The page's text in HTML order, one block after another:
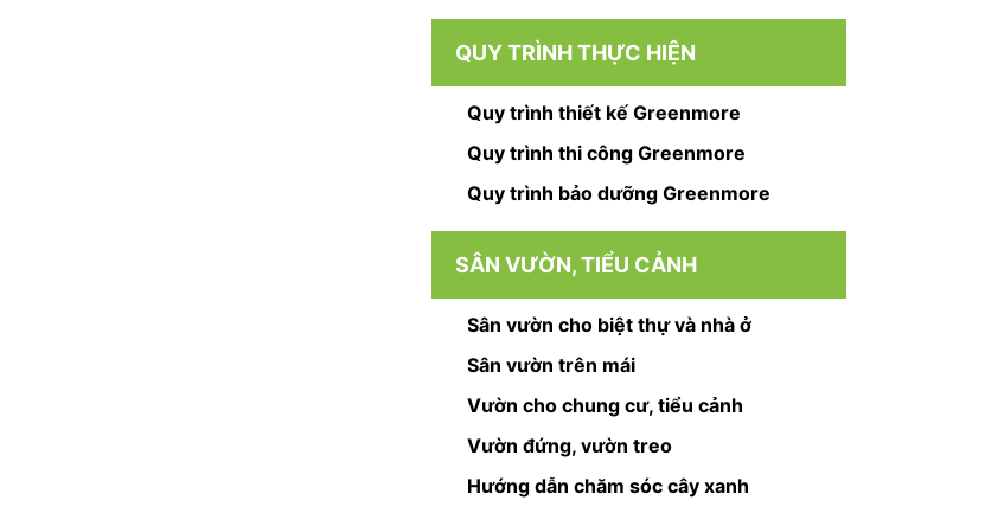
QUY TRÌNH THỰC HIỆN
Quy trình thiết kế Greenmore
Quy trình thi công Greenmore
Quy trình bảo dưỡng Greenmore
SÂN VƯỜN, TIỂU CẢNH
Sân vườn cho biệt thự và nhà ở
Sân vườn trên mái
Vườn cho chung cư, tiểu cảnh
Vườn đứng, vườn treo
Hướng dẫn chăm sóc cây xanh